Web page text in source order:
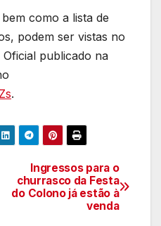
como a lista de
podem ser vistas no
publicado na
.
Ingressos para o
churrasco da Festa
do Colono já estão à
venda